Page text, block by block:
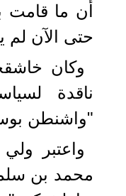
أن ما قامت
حتى الآن لم
وكان
ناقدة
"واشنطن
واعتبر ولي
محمد بن